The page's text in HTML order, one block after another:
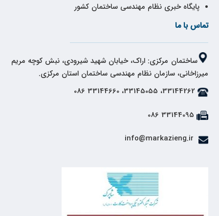
پایگاه خبری نظام مهندسی ساختمان کشور
تماس با ما
ساختمان مرکزی: اراک، خیابان شهید شیرودی، نبش کوچه مریم
میرزاخانی، سازمان نظام مهندسی ساختمان استان مرکزی.
33144262، 33145055، 33144660 086
33144095 086